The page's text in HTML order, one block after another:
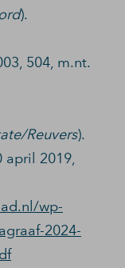
).
504, m.nt.
Reuvers).
april 2019,
wp-
2024-